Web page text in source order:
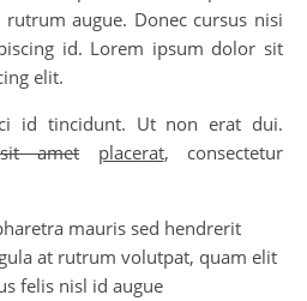
augue. Donec cursus nisi
id. Lorem ipsum dolor sit
elit.
id tincidunt. Ut non erat dui.
amet placerat, consectetur
mauris sed hendrerit
at rutrum volutpat, quam elit
felis nisl id augue